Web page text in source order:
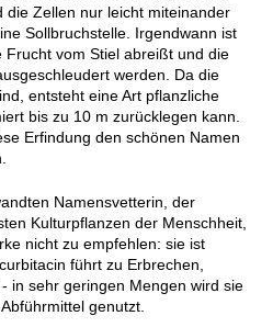
die Zellen nur leicht miteinander
Sollbruchstelle. Irgendwann ist
vom Stiel abreißt und die
werden. Da die
entsteht eine Art pflanzliche
bis zu 10 m zurücklegen kann.
Erfindung den schönen Namen
Namensvetterin, der
Kulturpflanzen der Menschheit,
nicht zu empfehlen: sie ist
führt zu Erbrechen,
in sehr geringen Mengen wird sie
genutzt.